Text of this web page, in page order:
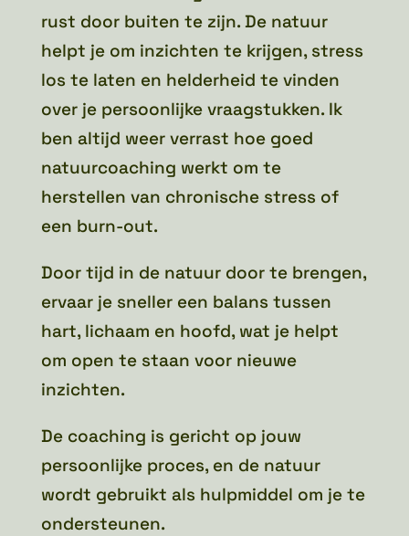
rust door buiten te zijn. De natuur
helpt je om inzichten te krijgen, stress
los te laten en helderheid te vinden
over je persoonlijke vraagstukken. Ik
ben altijd weer verrast hoe goed
natuurcoaching werkt om te
herstellen van chronische stress of
een burn-out.
Door tijd in de natuur door te brengen,
ervaar je sneller een balans tussen
hart, lichaam en hoofd, wat je helpt
om open te staan voor nieuwe
inzichten.
De coaching is gericht op jouw
persoonlijke proces, en de natuur
wordt gebruikt als hulpmiddel om je te
ondersteunen.